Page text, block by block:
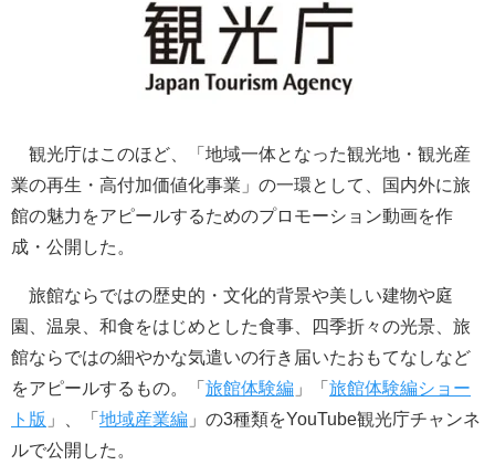
観光庁はこのほど、「地域一体となった観光地・観光産
業の再生・高付加価値化事業」の一環として、国内外に旅
館の魅力をアピールするためのプロモーション動画を作
成・公開した。
旅館ならではの歴史的・文化的背景や美しい建物や庭
園、温泉、和食をはじめとした食事、四季折々の光景、旅
館ならではの細やかな気遣いの行き届いたおもてなしなど
をアピールするもの。「 旅館体験編 」「 旅館体験編ショー
ト版 」、「 地域産業編 」の3種類をYouTube観光庁チャンネ
ルで公開した。